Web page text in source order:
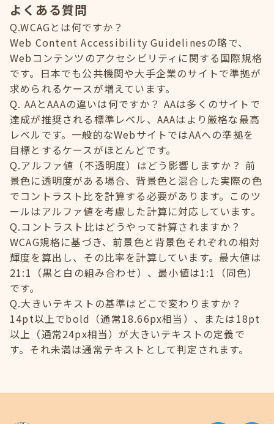
よくある質問
Q.WCAGとは何ですか？
Web Content Accessibility Guidelinesの略で、
Webコンテンツのアクセシビリティに関する国際規格
です。日本でも公共機関や大手企業のサイトで準拠が
求められるケースが増えています。
Q. AAとAAAの違いは何ですか？ AAは多くのサイトで
達成が推奨される標準レベル、AAAはより厳格な最高
レベルです。一般的なWebサイトではAAへの準拠を
目標とするケースがほとんどです。
Q.アルファ値（不透明度）はどう影響しますか？ 前
景色に透明度がある場合、背景色と混合した実際の色
でコントラスト比を計算する必要があります。このツ
ールはアルファ値を考慮した計算に対応しています。
Q.コントラスト比はどうやって計算されますか？
WCAG規格に基づき、前景色と背景色それぞれの相対
輝度を算出し、その比率を計算しています。最大値は
21:1（黒と白の組み合わせ）、最小値は1:1（同色）
です。
Q.大きいテキストの基準はどこで変わりますか？
14pt以上でbold（通常18.66px相当）、または18pt
以上（通常24px相当）が大きいテキストの定義で
す。それ未満は通常テキストとして判定されます。